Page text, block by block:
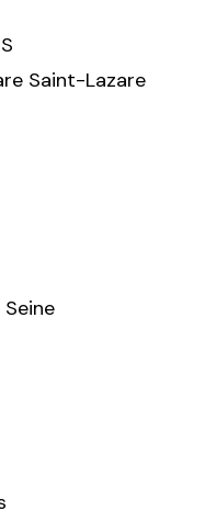
Saint-Lazare